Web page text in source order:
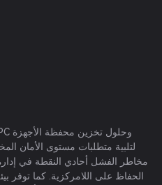
لتلبية متطلبات مستوى الأمان
الحفاظ على اللامركزية. كما توفر